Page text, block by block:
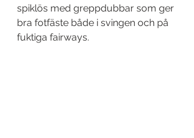
spiklös med greppdubbar som ger
bra fotfäste både i svingen och på
fuktiga fairways.